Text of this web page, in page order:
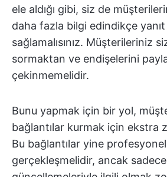
ele aldığı gibi, siz de
daha fazla bilgi edindikçe
sağlamalısınız. Müşterileriniz
sormaktan ve endişelerini
çekinmemelidir.
Bunu yapmak için bir yol,
bağlantılar kurmak için ekstra
Bu bağlantılar yine
gerçekleşmelidir, ancak